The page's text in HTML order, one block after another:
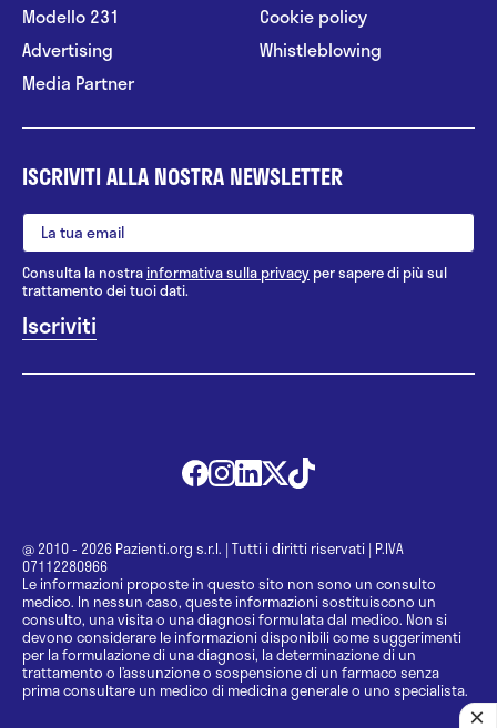
Modello 231
Advertising
Media Partner
Cookie policy
Whistleblowing
ISCRIVITI ALLA NOSTRA NEWSLETTER
Consulta la nostrainformativa sulla privacy per sapere di più sul
trattamento dei tuoi dati.
@ 2010 - 2026 Pazienti.org s.r.l. | Tutti i diritti riservati | P.IVA
07112280966
Le informazioni proposte in questo sito non sono un consulto
medico. In nessun caso, queste informazioni sostituiscono un
consulto, una visita o una diagnosi formulata dal medico. Non si
devono considerare le informazioni disponibili come suggerimenti
per la formulazione di una diagnosi, la determinazione di un
trattamento o l’assunzione o sospensione di un farmaco senza
prima consultare un medico di medicina generale o uno specialista.